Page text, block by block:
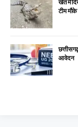
खेत में
टीम मौके
आवेदन